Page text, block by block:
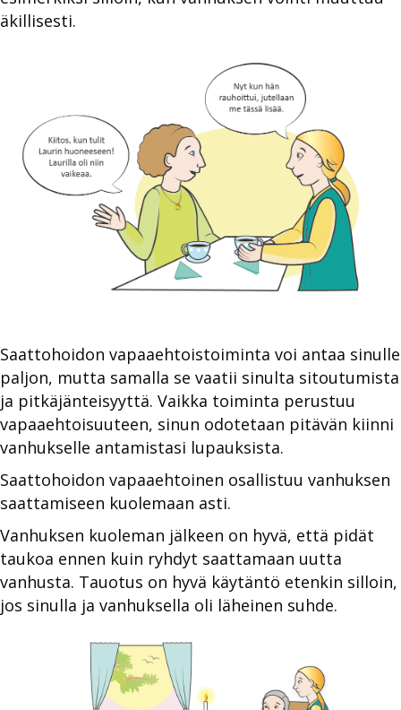
äkillisesti.
Saattohoidon vapaaehtoistoiminta voi antaa sinulle
paljon, mutta samalla se vaatii sinulta sitoutumista
ja pitkäjänteisyyttä. Vaikka toiminta perustuu
vapaaehtoisuuteen, sinun odotetaan pitävän kiinni
vanhukselle antamistasi lupauksista.
Saattohoidon vapaaehtoinen osallistuu vanhuksen
saattamiseen kuolemaan asti.
Vanhuksen kuoleman jälkeen on hyvä, että pidät
taukoa ennen kuin ryhdyt saattamaan uutta
vanhusta. Tauotus on hyvä käytäntö etenkin silloin,
jos sinulla ja vanhuksella oli läheinen suhde.